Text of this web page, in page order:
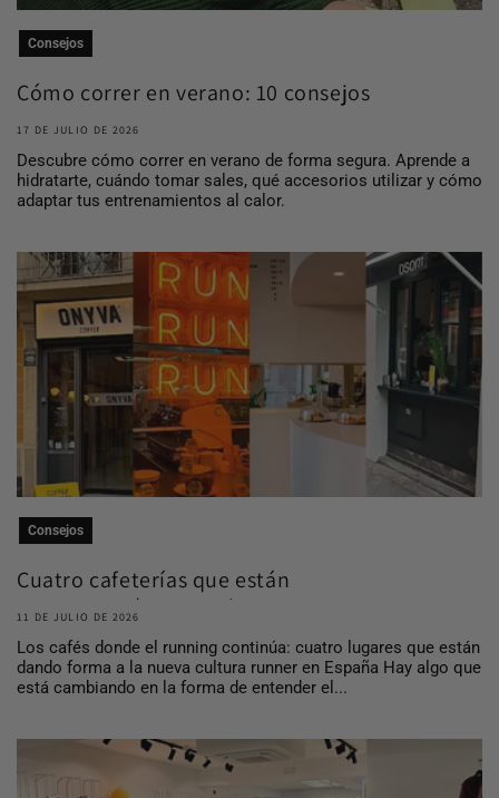
Consejos
Cómo correr en verano: 10 consejos
para entrena...
17 DE JULIO DE 2026
Descubre cómo correr en verano de forma segura. Aprende a
hidratarte, cuándo tomar sales, qué accesorios utilizar y cómo
adaptar tus entrenamientos al calor.
Consejos
Cuatro cafeterías que están
construyendo comuni...
11 DE JULIO DE 2026
Los cafés donde el running continúa: cuatro lugares que están
dando forma a la nueva cultura runner en España Hay algo que
está cambiando en la forma de entender el...